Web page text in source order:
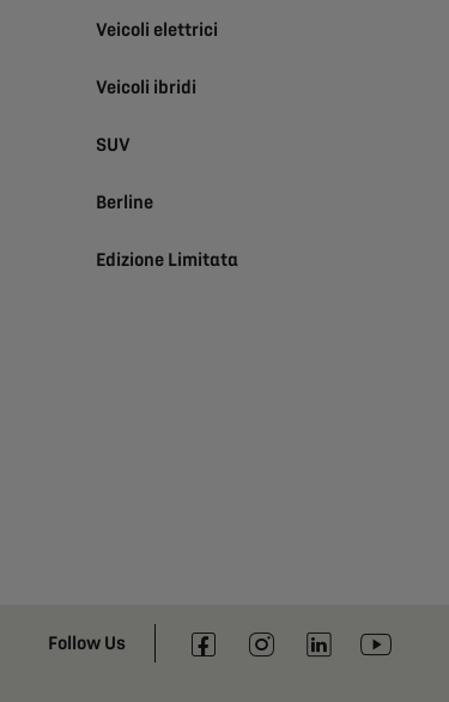
Veicoli elettrici
Veicoli ibridi
SUV
Berline
Edizione Limitata
Follow Us